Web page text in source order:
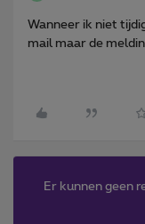
Wanneer ik niet
mail maar de
Er kunnen geen